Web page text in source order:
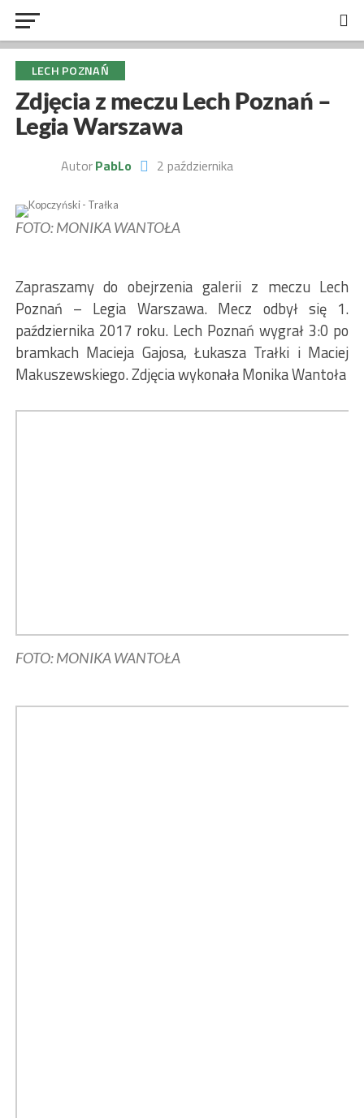
LECH POZNAŃ
Zdjęcia z meczu Lech Poznań –
Legia Warszawa
AutorPabLo 2 października
FOTO: MONIKA WANTOŁA
Zapraszamy do obejrzenia galerii z meczu Lech
Poznań – Legia Warszawa. Mecz odbył się 1.
października 2017 roku. Lech Poznań wygrał 3:0 po
bramkach Macieja Gajosa, Łukasza Trałki i Maciej
Makuszewskiego. Zdjęcia wykonała Monika Wantoła
FOTO: MONIKA WANTOŁA